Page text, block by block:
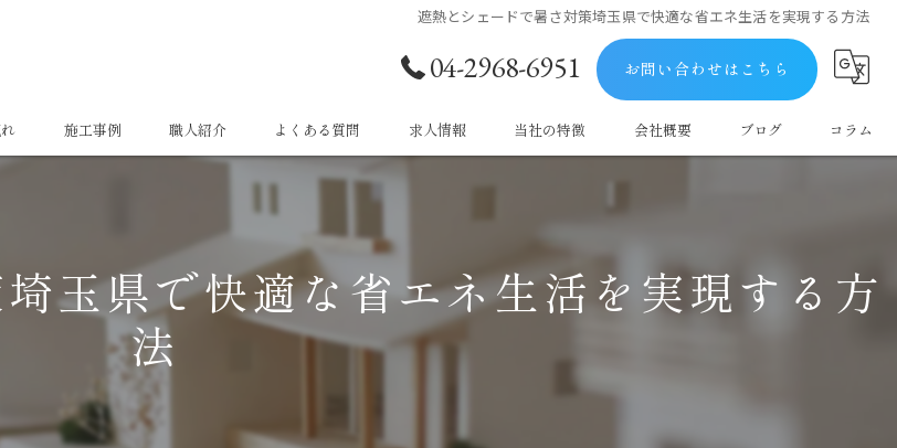
遮熱とシェードで暑さ対策埼玉県で快適な省エネ生活を実現する方法
04-2968-6951 お問い合わせはこちら
施工事例 職人紹介 よくある質問 求人情報 当社の特徴
塗料
マンション
会社概要 ブログ コラム
玉県で快適な省エネ生活を実現する方
法